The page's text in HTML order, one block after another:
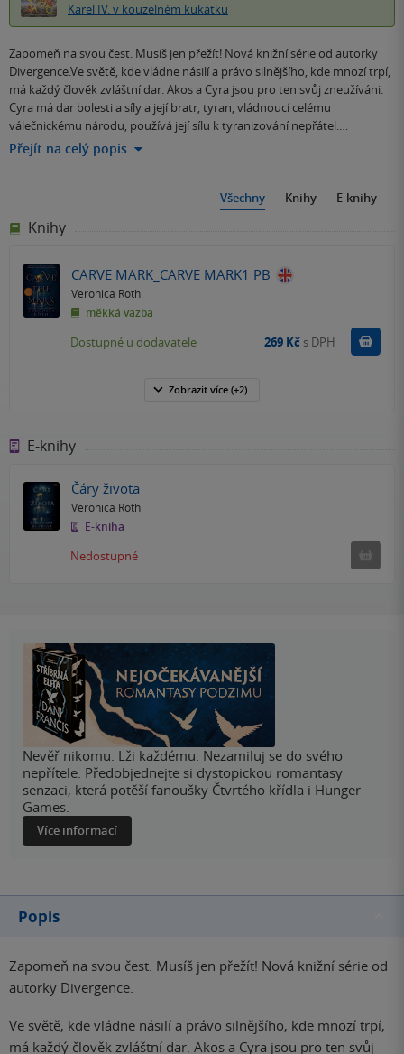
Karel IV. v kouzelném kukátku
Zapomeň na svou čest. Musíš jen přežít! Nová knižní série od autorky
Divergence.Ve světě, kde vládne násilí a právo silnějšího, kde mnozí trpí,
má každý člověk zvláštní dar. Akos a Cyra jsou pro ten svůj zneužíváni.
Cyra má dar bolesti a síly a její bratr, tyran, vládnoucí celému
válečnickému národu, používá její sílu k tyranizování nepřátel.…
Přejít na celý popis
Všechny Knihy E-knihy
Knihy
CARVE MARK_CARVE MARK1 PB
Veronica Roth
měkká vazba
Dostupné u dodavatele 269 Kč s DPH
Zobrazit více (+2)
E-knihy
Čáry života
Veronica Roth
E-kniha
Nedostupné
Nevěř nikomu. Lži každému. Nezamiluj se do svého
nepřítele. Předobjednejte si dystopickou romantasy
senzaci, která potěší fanoušky Čtvrtého křídla i Hunger
Games.
Více informací
Popis
Zapomeň na svou čest. Musíš jen přežít! Nová knižní série od
autorky Divergence.
Ve světě, kde vládne násilí a právo silnějšího, kde mnozí trpí,
má každý člověk zvláštní dar. Akos a Cyra jsou pro ten svůj